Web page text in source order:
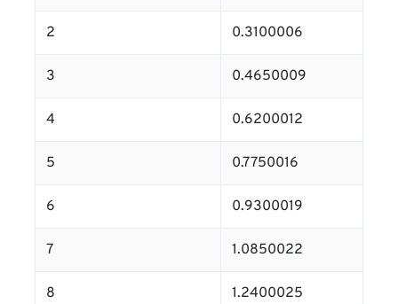
2 0.3100006
3 0.4650009
4 0.6200012
5 0.7750016
6 0.9300019
7 1.0850022
8 1.2400025